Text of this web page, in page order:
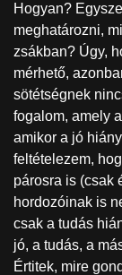
Hogyan?
meghatározni,
zsákban? Úgy,
mérhető,
sötétségnek
fogalom, amely
amikor a jó
feltételezem,
párosra is (csak
hordozóinak is
csak a tudás
jó, a tudás, a
Értitek, mire